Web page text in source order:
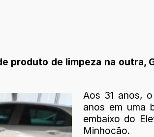
produto de limpeza na outra,
Aos 31 anos,
anos em uma
embaixo do
Minhocão.